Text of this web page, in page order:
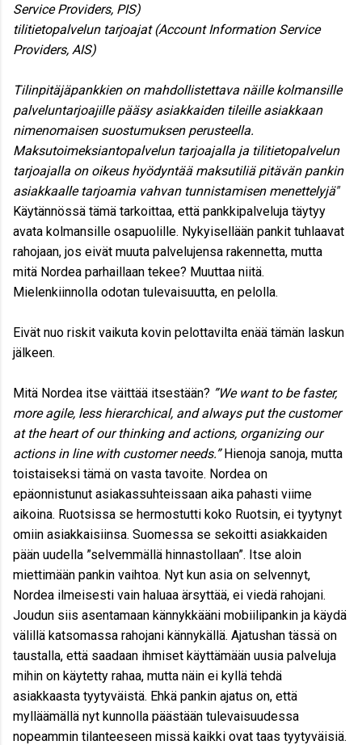
Service Providers, PIS)
tilitietopalvelun tarjoajat (Account Information Service
Providers, AIS)
Tilinpitäjäpankkien on mahdollistettava näille kolmansille
palveluntarjoajille pääsy asiakkaiden tileille asiakkaan
nimenomaisen suostumuksen perusteella.
Maksutoimeksiantopalvelun tarjoajalla ja tilitietopalvelun
tarjoajalla on oikeus hyödyntää maksutiliä pitävän pankin
asiakkaalle tarjoamia vahvan tunnistamisen menettelyjä"
Käytännössä tämä tarkoittaa, että pankkipalveluja täytyy
avata kolmansille osapuolille. Nykyisellään pankit tuhlaavat
rahojaan, jos eivät muuta palvelujensa rakennetta, mutta
mitä Nordea parhaillaan tekee? Muuttaa niitä.
Mielenkiinnolla odotan tulevaisuutta, en pelolla.
Eivät nuo riskit vaikuta kovin pelottavilta enää tämän laskun
jälkeen.
Mitä Nordea itse väittää itsestään? ”We want to be faster,
more agile, less hierarchical, and always put the customer
at the heart of our thinking and actions, organizing our
actions in line with customer needs.” Hienoja sanoja, mutta
toistaiseksi tämä on vasta tavoite. Nordea on
epäonnistunut asiakassuhteissaan aika pahasti viime
aikoina. Ruotsissa se hermostutti koko Ruotsin, ei tyytynyt
omiin asiakkaisiinsa. Suomessa se sekoitti asiakkaiden
pään uudella ”selvemmällä hinnastollaan”. Itse aloin
miettimään pankin vaihtoa. Nyt kun asia on selvennyt,
Nordea ilmeisesti vain haluaa ärsyttää, ei viedä rahojani.
Joudun siis asentamaan kännykkääni mobiilipankin ja käydä
välillä katsomassa rahojani kännykällä. Ajatushan tässä on
taustalla, että saadaan ihmiset käyttämään uusia palveluja
mihin on käytetty rahaa, mutta näin ei kyllä tehdä
asiakkaasta tyytyväistä. Ehkä pankin ajatus on, että
mylläämällä nyt kunnolla päästään tulevaisuudessa
nopeammin tilanteeseen missä kaikki ovat taas tyytyväisiä.